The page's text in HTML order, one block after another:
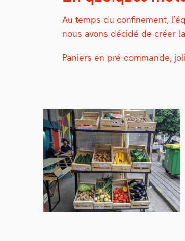
Au temps du con­fine­ment,
nous avons décidé de créer
Paniers en pré-com­mande,